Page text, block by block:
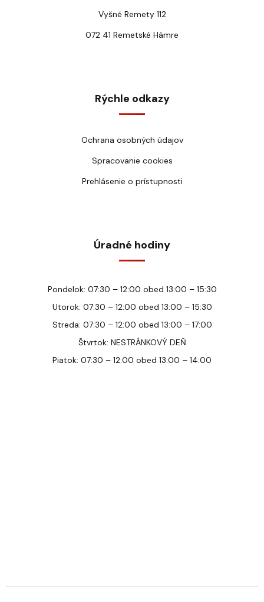
Vyšné Remety 112
072 41 Remetské Hámre
Rýchle odkazy
Ochrana osobných údajov
Spracovanie cookies
Prehlásenie o prístupnosti
Úradné hodiny
Pondelok: 07:30 – 12:00 obed 13:00 – 15:30
Utorok: 07:30 – 12:00 obed 13:00 – 15:30
Streda: 07:30 – 12:00 obed 13:00 – 17:00
Štvrtok: NESTRÁNKOVÝ DEŇ
Piatok: 07:30 – 12:00 obed 13:00 – 14:00